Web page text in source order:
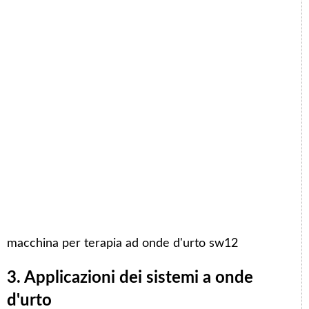
macchina per terapia ad onde d'urto sw12
3. Applicazioni dei sistemi a onde
d'urto